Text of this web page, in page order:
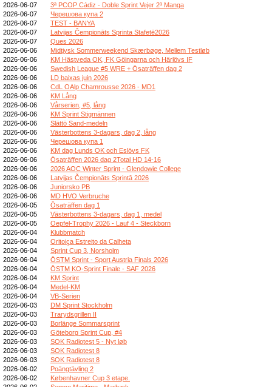
2026-06-07
3ª PCOP Cádiz - Doble Sprint Vejer 2ª Manga
2026-06-07
Черешова купа 2
2026-06-07
TEST - BANYA
2026-06-07
Latvijas Čempionāts Sprinta Stafetē2026
2026-06-07
Ques 2026
2026-06-06
Midtjysk Sommerweekend Skærbøge, Mellem Testløb
2026-06-06
KM Hästveda OK, FK Göingarna och Härlövs IF
2026-06-06
Swedish League #5 WRE + Ösaträffen dag 2
2026-06-06
LD baixas juin 2026
2026-06-06
CdL OAlp Chamrousse 2026 - MD1
2026-06-06
KM Lång
2026-06-06
Vårserien, #5, lång
2026-06-06
KM Sprint Stigmännen
2026-06-06
Slättö Sand-medeln
2026-06-06
Västerbottens 3-dagars, dag 2, lång
2026-06-06
Черешова купа 1
2026-06-06
KM dag Lunds OK och Eslövs FK
2026-06-06
Ösaträffen 2026 dag 2Total HD 14-16
2026-06-06
2026 AOC Winter Sprint - Glendowie College
2026-06-06
Latvijas Čempionāts Sprintā 2026
2026-06-06
Juniorsko PB
2026-06-06
MD HVO Verbruche
2026-06-05
Ösaträffen dag 1
2026-06-05
Västerbottens 3-dagars, dag 1, medel
2026-06-05
Oepfel-Trophy 2026 - Lauf 4 - Steckborn
2026-06-04
Klubbmatch
2026-06-04
Oritoiça Estreito da Calheta
2026-06-04
Sprint Cup 3, Norsholm
2026-06-04
ÖSTM Sprint - Sport Austria Finals 2026
2026-06-04
ÖSTM KO-Sprint Finale - SAF 2026
2026-06-04
KM Sprint
2026-06-04
Medel-KM
2026-06-04
VB-Serien
2026-06-03
DM Sprint Stockholm
2026-06-03
Trarydsgrillen II
2026-06-03
Borlänge Sommarsprint
2026-06-03
Göteborg Sprint Cup, #4
2026-06-03
SOK Radiotest 5 - Nyt løb
2026-06-03
SOK Radiotest 8
2026-06-03
SOK Radiotest 8
2026-06-02
Poängtävling 2
2026-06-02
Københavner Cup 3 etape.